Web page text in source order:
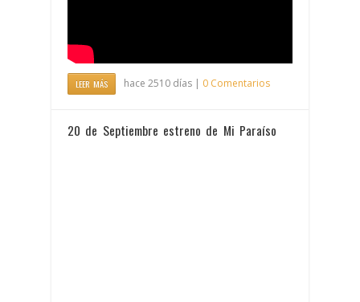
LEER MÁS hace 2510 días | 0 Comentarios
20 de Septiembre estreno de Mi Paraíso